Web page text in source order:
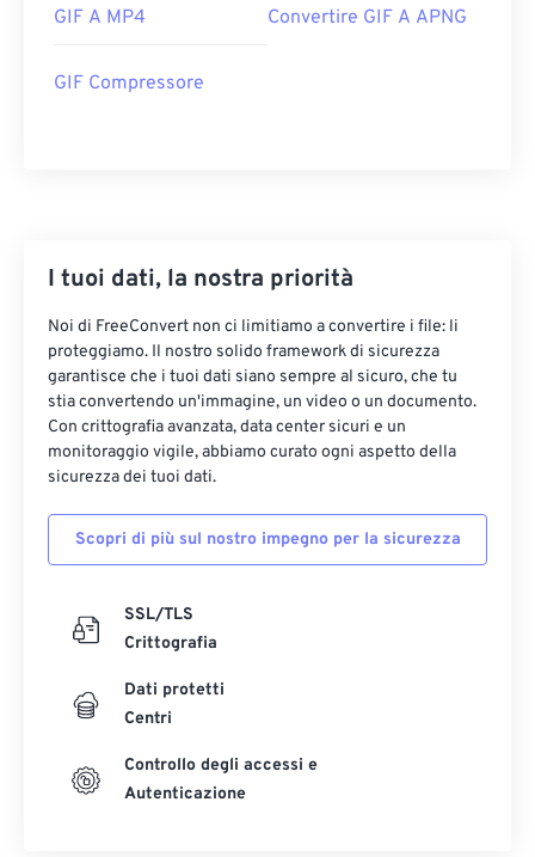
GIF A MP4 Convertire GIF A APNG
GIF Compressore
I tuoi dati, la nostra priorità
Noi di FreeConvert non ci limitiamo a convertire i file: li
proteggiamo. Il nostro solido framework di sicurezza
garantisce che i tuoi dati siano sempre al sicuro, che tu
stia convertendo un'immagine, un video o un documento.
Con crittografia avanzata, data center sicuri e un
monitoraggio vigile, abbiamo curato ogni aspetto della
sicurezza dei tuoi dati.
Scopri di più sul nostro impegno per la sicurezza
SSL/TLS
Crittografia
Dati protetti
Centri
Controllo degli accessi e
Autenticazione